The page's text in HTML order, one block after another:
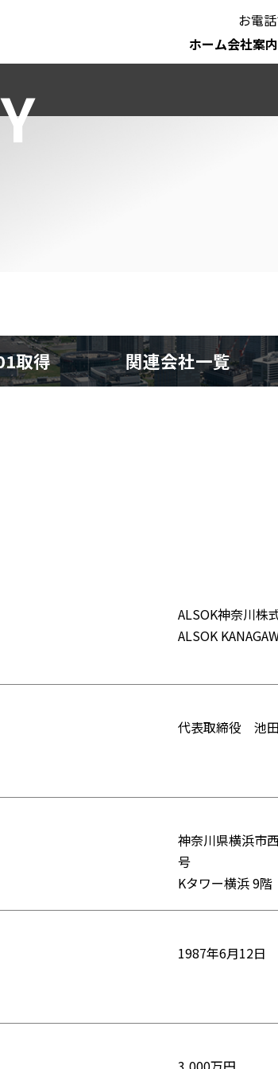
お電
ホーム会社案内
取得 関連会社一覧
ALSOK神奈川株
ALSOK
代表取締役 池
神奈川県横浜市
号
Kタワー横浜 9階
1987年6月12日